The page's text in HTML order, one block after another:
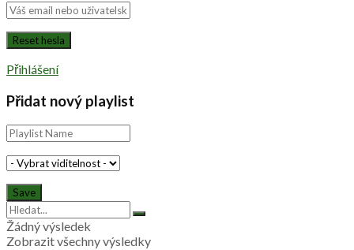
Přihlášení
Přidat nový playlist
Žádný výsledek
Zobrazit všechny výsledky